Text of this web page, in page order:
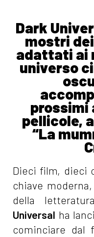
Dark
mostri
adattati ai
universo
prossimi
pellicole,
“La
Dieci film, dieci
chiave
della
Universal ha
cominciare